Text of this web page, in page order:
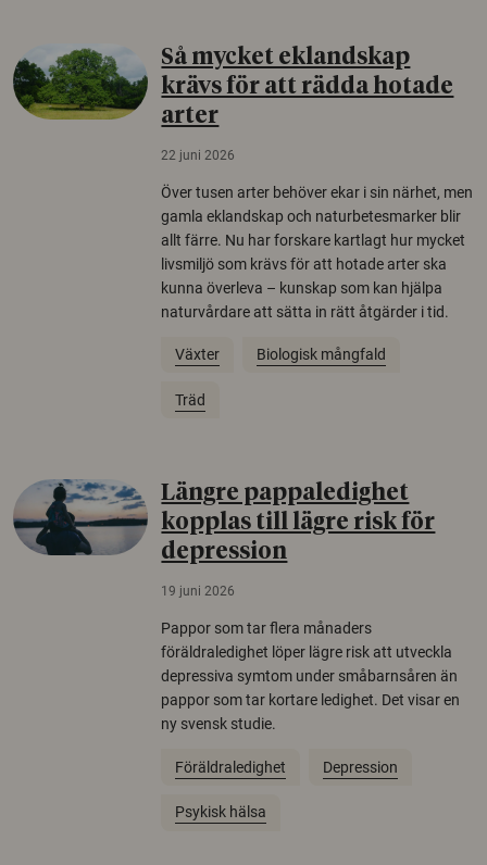
Så mycket eklandskap
krävs för att rädda hotade
arter
22 juni 2026
Över tusen arter behöver ekar i sin närhet, men
gamla eklandskap och naturbetesmarker blir
allt färre. Nu har forskare kartlagt hur mycket
livsmiljö som krävs för att hotade arter ska
kunna överleva – kunskap som kan hjälpa
naturvårdare att sätta in rätt åtgärder i tid.
Växter Biologisk mångfald
Träd
Längre pappaledighet
kopplas till lägre risk för
depression
19 juni 2026
Pappor som tar flera månaders
föräldraledighet löper lägre risk att utveckla
depressiva symtom under småbarnsåren än
pappor som tar kortare ledighet. Det visar en
ny svensk studie.
Föräldraledighet Depression
Psykisk hälsa